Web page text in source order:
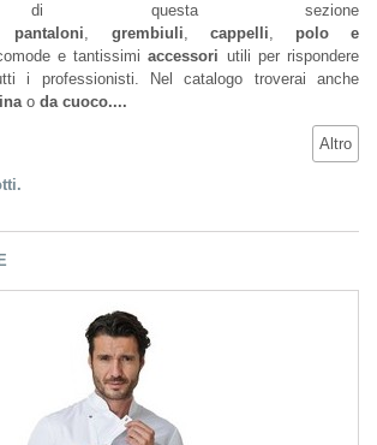
di questa sezione
pantaloni, grembiuli, cappelli, polo e
e tantissimiaccessori utili per rispondere
i professionisti. Nel catalogo troverai anche
o da cuoco....
Altro